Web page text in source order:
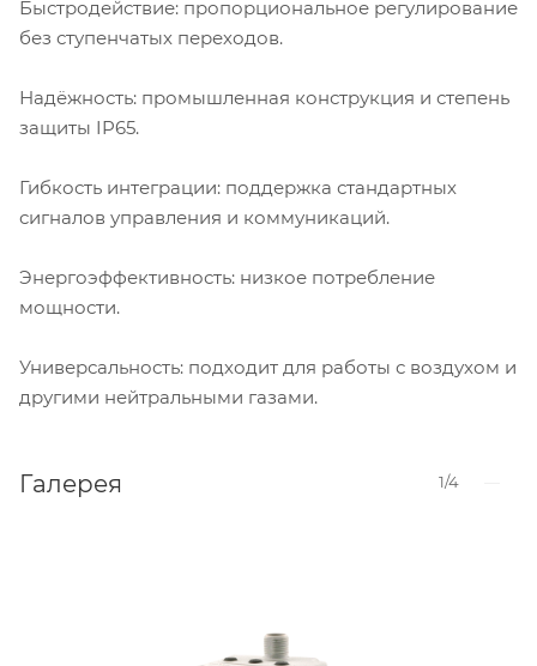
Быстродействие: пропорциональное регулирование
без ступенчатых переходов.
Надёжность: промышленная конструкция и степень
защиты IP65.
Гибкость интеграции: поддержка стандартных
сигналов управления и коммуникаций.
Энергоэффективность: низкое потребление
мощности.
Универсальность: подходит для работы с воздухом и
другими нейтральными газами.
Галерея 1/4